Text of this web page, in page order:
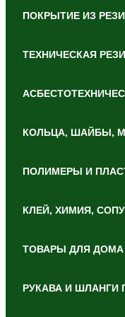
ПОКРЫТИЕ ИЗ
ТЕХНИЧЕСКАЯ
КОЛЬЦА, ШАЙБЫ,
ПОЛИМЕРЫ И
КЛЕЙ, ХИМИЯ,
ТОВАРЫ ДЛЯ ДОМА
РУКАВА И